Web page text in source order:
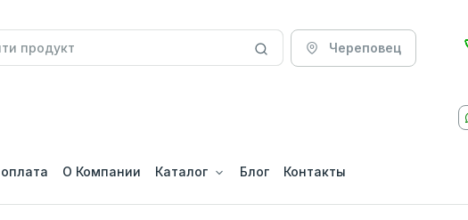
Череповец
О Компании Каталог Блог Контакты